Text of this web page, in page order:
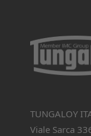
TUNGALOY
Viale Sarca